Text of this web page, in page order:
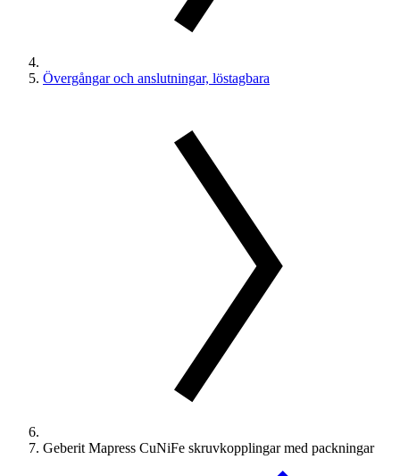
Övergångar och anslutningar, löstagbara
Geberit Mapress CuNiFe skruvkopplingar med packningar